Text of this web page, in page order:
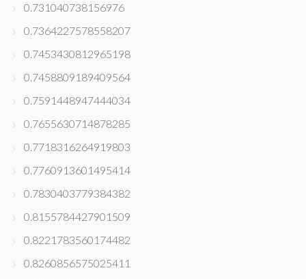
0.731040738156976
0.7364227578558207
0.7453430812965198
0.7458809189409564
0.7591448947444034
0.7655630714878285
0.7718316264919803
0.7760913601495414
0.7830403779384382
0.8155784427901509
0.8221783560174482
0.8260856575025411